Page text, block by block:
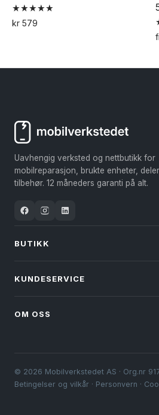
Vurdert
5.00
kr 579
Uavhengig verksted og nettbutikk for
mobilreparasjon, brukte enheter,
tilbehør. 12 måneders garanti på alt.
BUTIKK
KUNDESERVICE
OM OSS
© 2026 Mobilverkstedet AS · Org.nr
Betingelser og vilkår · Personvern ·